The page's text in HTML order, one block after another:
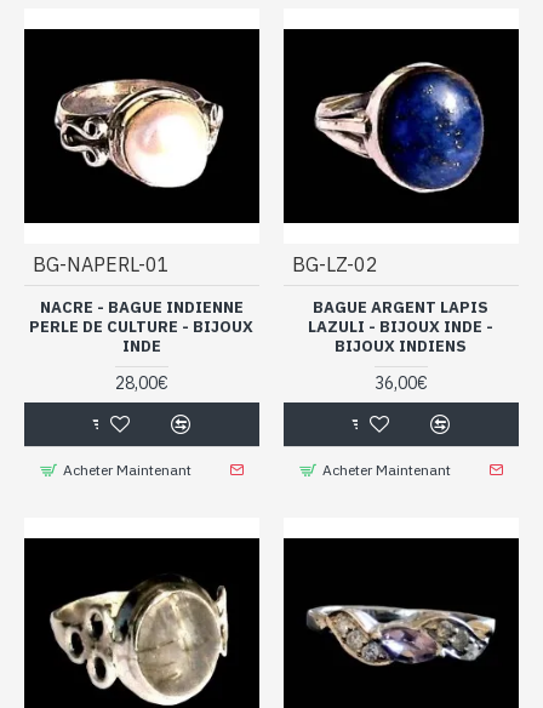
BG-NAPERL-01
NACRE - BAGUE INDIENNE
PERLE DE CULTURE - BIJOUX
INDE
28,00€
Acheter Maintenant
BG-LZ-02
BAGUE ARGENT LAPIS
LAZULI - BIJOUX INDE -
BIJOUX INDIENS
36,00€
Acheter Maintenant